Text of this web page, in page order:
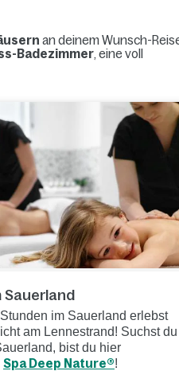
an deinem Wunsch-
Badezimmer, eine voll
Sauerland
im Sauerland erlebst
am Lennestrand! Suchst du
bist du hier
Spa Deep Nature®!